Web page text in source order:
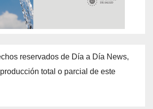
reservados de Día a Día News,
total o parcial de este